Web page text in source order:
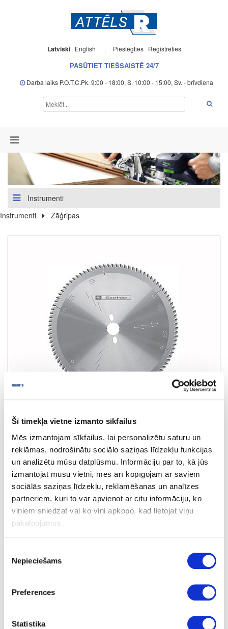
Šī tīmekļa vietne izmanto sīkfailus
Mēs izmantojam sīkfailus, lai personalizētu saturu un
reklāmas, nodrošinātu sociālo saziņas līdzekļu funkcijas
un analizētu mūsu datplūsmu. Informāciju par to, kā jūs
izmantojat mūsu vietni, mēs arī kopīgojam ar saviem
sociālās saziņas līdzekļu, reklamēšanas un analīzes
partneriem, kuri to var apvienot ar citu informāciju, ko
viņiem sniedzat vai ko viņi apkopo, kad lietojat viņu
pakalpojumus.
izvēle
Nepieciešams
Preferences
Statistika
Latviski English Pieslēgties Reģistrēties
PASŪTIET TIEŠSAISTĒ 24/7
Darba laiks P.O.T.C.Pk. 9:00 - 18:00, S. 10:00 - 15:00, Sv. - brīvdiena
Instrumenti
Instrumenti
Zāģripas
Zāģripa LKSP, MDF, HPL zāģēšanai
STEHLE TRF D190x2.6x2.0xD20mm Z-
54 TR-F
Uzdot jautājumu
Nosūtīt saiti uz produktu
Drukāt
Zāģripa LKSP, MDF, HPL zāģēšanai